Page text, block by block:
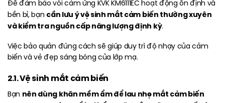
Để đảm bảo vòi cảm ứng KVK KM6111EC hoạt động ổn định và
bền bỉ, bạn cần lưu ý vệ sinh mắt cảm biến thường xuyên
và kiểm tra nguồn cấp năng lượng định kỳ.
Việc bảo quản đúng cách sẽ giúp duy trì độ nhạy của cảm
biến và vẻ đẹp sáng bóng của lớp mạ.
2.1. Vệ sinh mắt cảm biến
Bạn nên dùng khăn mềm ẩm để lau nhẹ mắt cảm biến